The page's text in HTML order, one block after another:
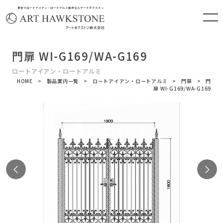
東京でロートアイアン・ロートアルミ製作ならアートホクストン
門扉 WI-G169/WA-G169
ロートアイアン・ロートアルミ
HOME 製品案内一覧 ロートアイアン・ロートアルミ 門扉
門
扉 WI-G169/WA-G169
Previous